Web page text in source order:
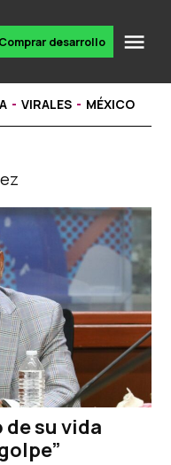
Comprar desarrollo
VIRALES MÉXICO
su vida